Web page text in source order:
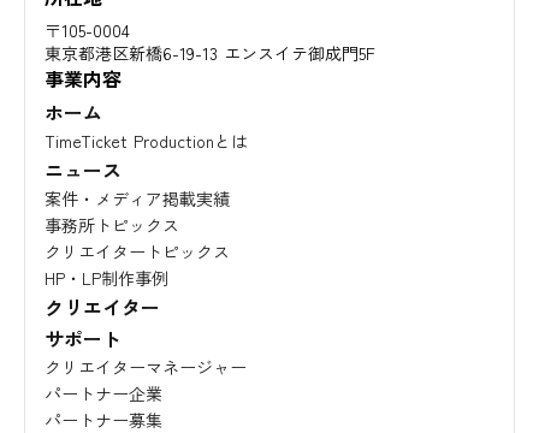
〒105-0004
東京都港区新橋6-19-13 エンスイテ御成門5F
事業内容
ホーム
TimeTicket Productionとは
ニュース
案件・メディア掲載実績
事務所トピックス
クリエイタートピックス
HP・LP制作事例
クリエイター
サポート
クリエイターマネージャー
パートナー企業
パートナー募集